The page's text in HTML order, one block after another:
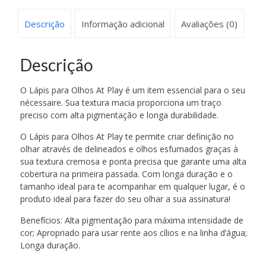
Descrição Informação adicional Avaliações (0)
Descrição
O Lápis para Olhos At Play é um item essencial para o seu
nécessaire. Sua textura macia proporciona um traço
preciso com alta pigmentação e longa durabilidade.
O Lápis para Olhos At Play te permite criar definição no
olhar através de delineados e olhos esfumados graças à
sua textura cremosa e ponta precisa que garante uma alta
cobertura na primeira passada. Com longa duração e o
tamanho ideal para te acompanhar em qualquer lugar, é o
produto ideal para fazer do seu olhar a sua assinatura!
Benefícios: Alta pigmentação para máxima intensidade de
cor; Apropriado para usar rente aos cílios e na linha d’água;
Longa duração.